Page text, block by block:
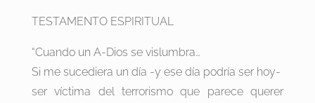
TESTAMENTO ESPIRITUAL
“Cuando un A-Dios se vislumbra…
Si me sucediera un día -y ese día podría ser hoy-
ser víctima del terrorismo que parece querer